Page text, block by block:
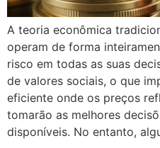
A teoria econômica
operam de forma
risco em todas as suas
de valores sociais, o que
eficiente onde os preços
tomarão as melhores
disponíveis. No entanto,